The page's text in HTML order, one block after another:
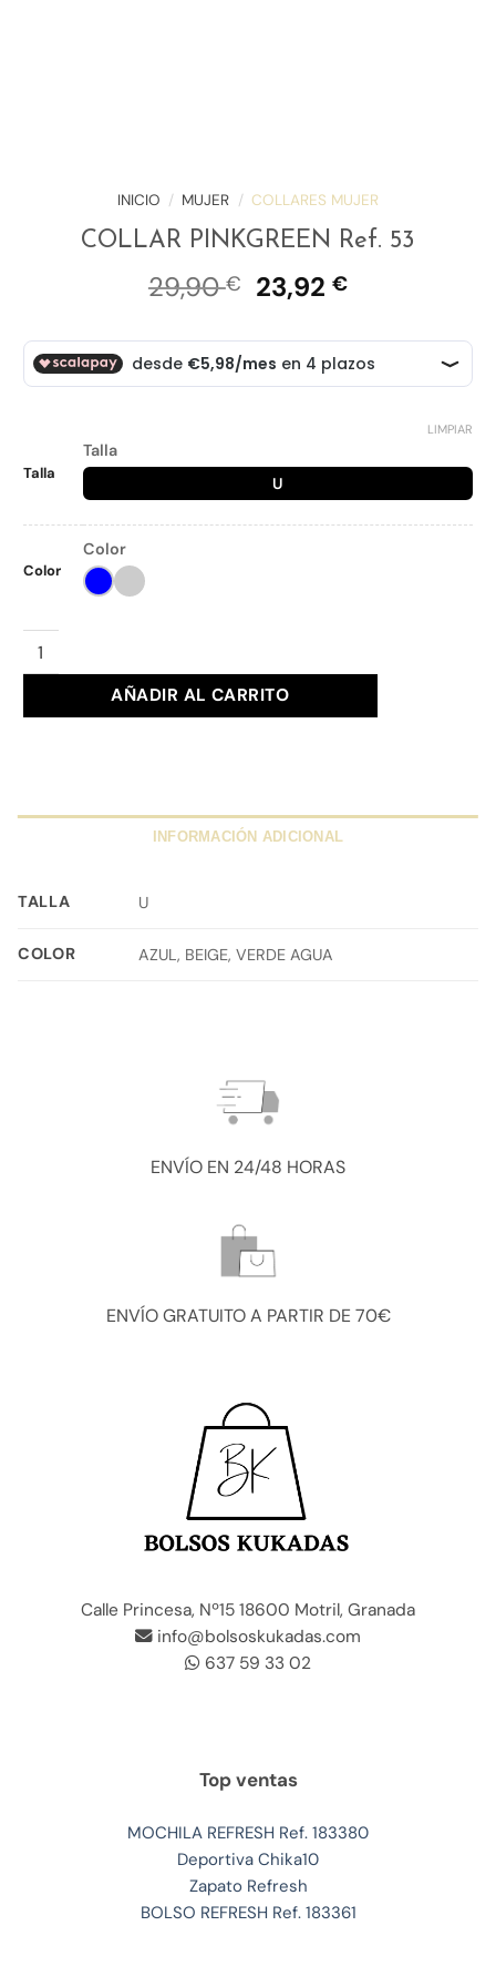
INICIO / MUJER / COLLARES MUJER
COLLAR PINKGREEN Ref. 53
29,90€ El
original
era:
29,90 €.
23,92€El
actual
es:
23,92 €.
Talla
Talla
U
Color
Color
LIMPIAR
COLLAR PINKGREEN Ref. 53 cantidad
AÑADIR AL CARRITO
INFORMACIÓN ADICIONAL
TALLA U
COLOR AZUL, BEIGE, VERDE AGUA
ENVÍO EN 24/48 HORAS
ENVÍO GRATUITO A PARTIR DE 70€
Calle Princesa, Nº15 18600 Motril, Granada
info@bolsoskukadas.com
637 59 33 02
Top ventas
MOCHILA REFRESH Ref. 183380
Deportiva Chika10
Zapato Refresh
BOLSO REFRESH Ref. 183361